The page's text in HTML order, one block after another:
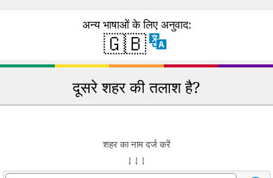
अन्य भाषाओं के लिए अनुवाद:
🇬🇧
दूसरे शहर की तलाश है?
शहर का नाम दर्ज करें
↓ ↓ ↓